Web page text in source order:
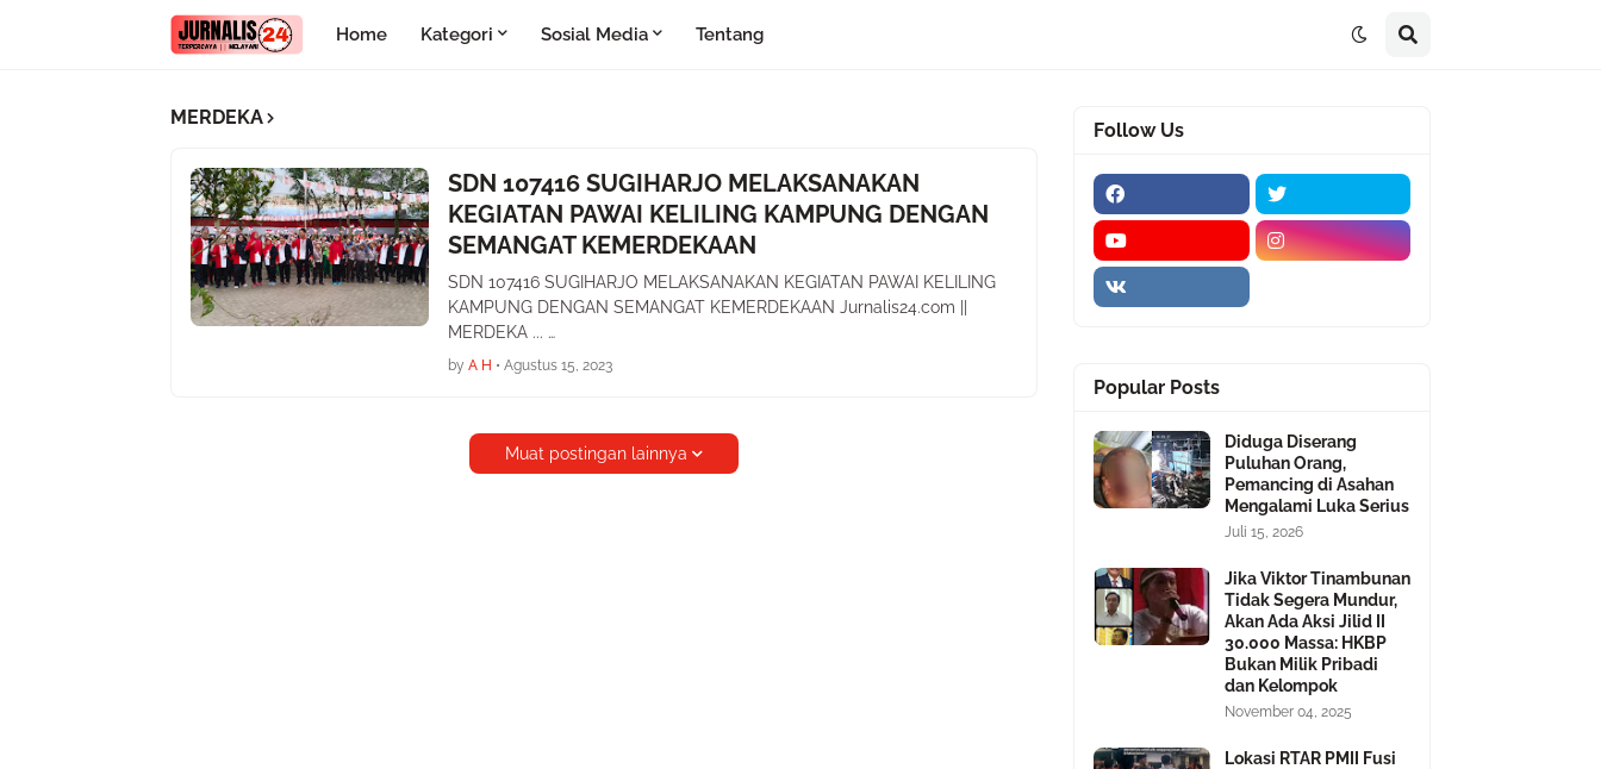
Home Kategori Sosial Media Tentang
MERDEKA
SDN 107416 SUGIHARJO MELAKSANAKAN
KEGIATAN PAWAI KELILING KAMPUNG DENGAN
SEMANGAT KEMERDEKAAN
SDN 107416 SUGIHARJO MELAKSANAKAN KEGIATAN PAWAI KELILING
KAMPUNG DENGAN SEMANGAT KEMERDEKAAN Jurnalis24.com ||
MERDEKA ... …
by A H • Agustus 15, 2023
Muat postingan lainnya
Follow Us
Popular Posts
Diduga Diserang
Puluhan Orang,
Pemancing di Asahan
Mengalami Luka Serius
Juli 15, 2026
Jika Viktor Tinambunan
Tidak Segera Mundur,
Akan Ada Aksi Jilid II
30.000 Massa: HKBP
Bukan Milik Pribadi
dan Kelompok
November 04, 2025
Lokasi RTAR PMII Fusi